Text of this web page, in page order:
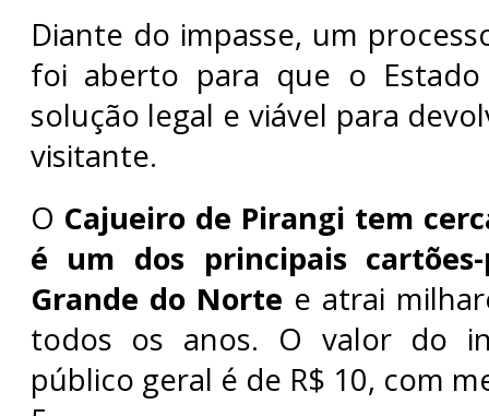
Diante do impasse, um
foi aberto para que o
solução legal e viável para
visitante.
O Cajueiro de Pirangi tem
é um dos principais
Grande do Norte e atrai
todos os anos. O valor do
público geral é de R$ 10, com